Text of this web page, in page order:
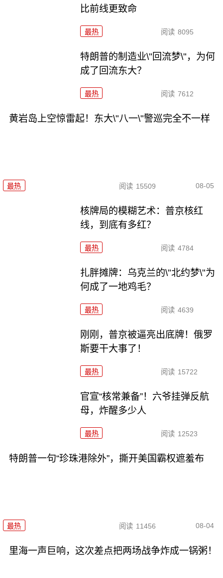
比前线更致命
最热 阅读 8095
特朗普的制造业\"回流梦\"，为何
成了回流东大？
最热 阅读 7612
黄岩岛上空惊雷起！东大\"八一\"警巡完全不一样
最热 阅读 15509 08-05
核牌局的模糊艺术：普京核红
线，到底有多红？
最热 阅读 4784
扎胖摊牌：乌克兰的\"北约梦\"为
何成了一地鸡毛？
最热 阅读 4639
刚刚，普京被逼亮出底牌！俄罗
斯要干大事了！
最热 阅读 15722
官宣“核常兼备”！六爷挂弹反航
母，炸醒多少人
最热 阅读 12523
特朗普一句“珍珠港除外”，撕开美国霸权遮羞布
最热 阅读 11456 08-04
里海一声巨响，这次差点把两场战争炸成一锅粥！